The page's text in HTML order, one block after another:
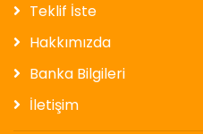
Teklif İste
Hakkımızda
Banka Bilgileri
İletişim